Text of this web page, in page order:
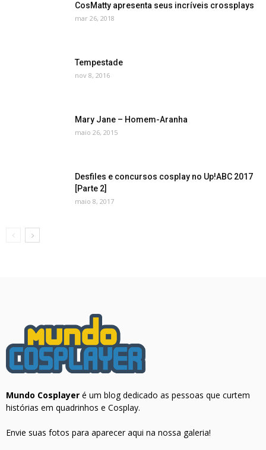
CosMatty apresenta seus incríveis crossplays
mar 26, 2018
Tempestade
nov 8, 2016
Mary Jane – Homem-Aranha
maio 26, 2015
Desfiles e concursos cosplay no Up!ABC 2017
[Parte 2]
maio 8, 2017
Mundo Cosplayer é um blog dedicado as pessoas que curtem
histórias em quadrinhos e Cosplay.
Envie suas fotos para aparecer aqui na nossa galeria!